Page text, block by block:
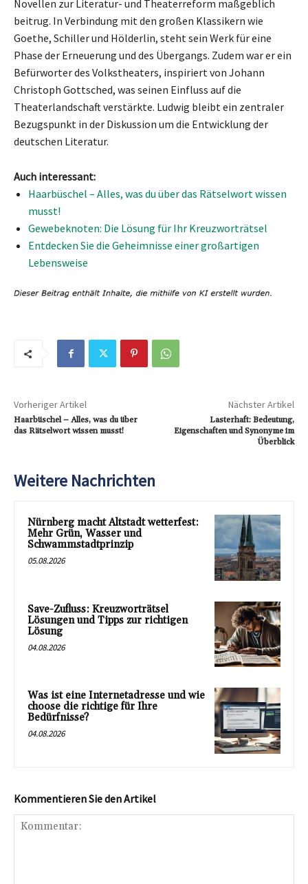
Novellen zur Literatur- und Theaterreform maßgeblich
beitrug. In Verbindung mit den großen Klassikern wie
Goethe, Schiller und Hölderlin, steht sein Werk für eine
Phase der Erneuerung und des Übergangs. Zudem war er ein
Befürworter des Volkstheaters, inspiriert von Johann
Christoph Gottsched, was seinen Einfluss auf die
Theaterlandschaft verstärkte. Ludwig bleibt ein zentraler
Bezugspunkt in der Diskussion um die Entwicklung der
deutschen Literatur.
Auch interessant:
Haarbüschel – Alles, was du über das Rätselwort wissen
musst!
Gewebeknoten: Die Lösung für Ihr Kreuzworträtsel
Entdecken Sie die Geheimnisse einer großartigen
Lebensweise
Vorheriger Artikel
Haarbüschel – Alles, was du über
das Rätselwort wissen musst!
Nächster Artikel
Lasterhaft: Bedeutung,
Eigenschaften und Synonyme im
Überblick
Weitere Nachrichten
Nürnberg macht Altstadt wetterfest:
Mehr Grün, Wasser und
Schwammstadtprinzip
05.08.2026
Save-Zufluss: Kreuzworträtsel
Lösungen und Tipps zur richtigen
Lösung
04.08.2026
Was ist eine Internetadresse und wie
choose die richtige für Ihre
Bedürfnisse?
04.08.2026
Kommentieren Sie den Artikel